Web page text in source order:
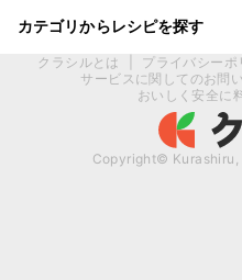
カテゴリからレシピを探す
クラシルとは プライバシーポ
サービスに関してのお問
おいしく安全に
Copyright© Kurashiru,